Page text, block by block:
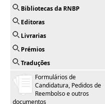
Bibliotecas da RNBP
Editoras
Livrarias
Prémios
Traduções
Formulários de
Candidatura, Pedidos de
Reembolso e outros
documentos